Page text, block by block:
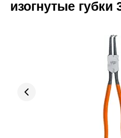
изогнутые губки